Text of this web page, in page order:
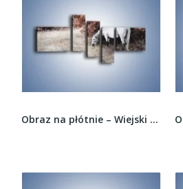
Obraz na płótnie – Wiejski pejzaż z koniem –...